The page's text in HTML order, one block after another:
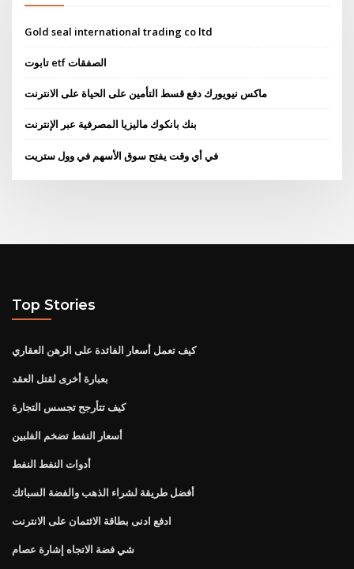
Gold seal international trading co ltd
تابوت etf الصفقات
ماكس نيويورك دفع قسط التأمين على الحياة على الانترنت
بنك بانكوك ماليزيا المصرفية عبر الإنترنت
في أي وقت يفتح سوق الأسهم في وول ستريت
Top Stories
كيف تعمل أسعار الفائدة على الرهن العقاري
بعبارة أخرى لقتل العقد
كيف تتأرجح تجسس التجارة
أسعار النفط تضخم الفلبين
أدوات النفط النفط
أفضل طريقة لشراء الذهب والفضة السبائك
ادفع ادنى بطاقة الائتمان على الانترنت
شي فضة الاتجاه إشارة عصام